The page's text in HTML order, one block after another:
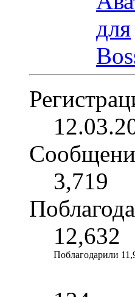
3,719
12,632
Поблагодарили